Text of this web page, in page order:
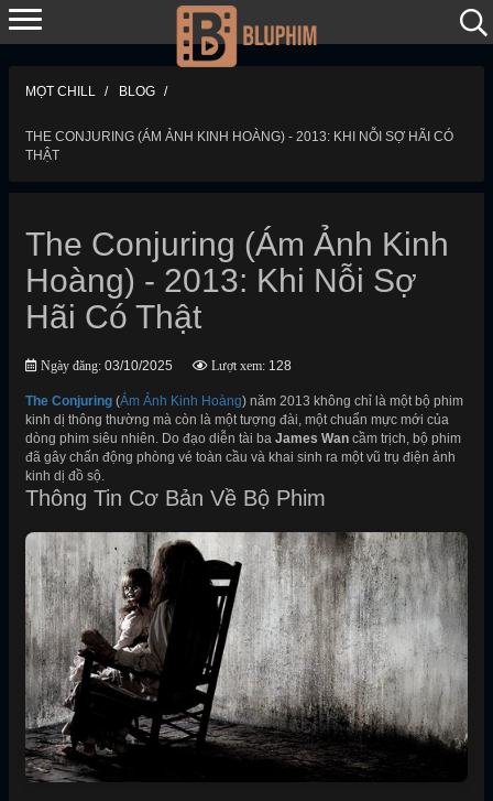
MỌT CHILL BLOG
THE CONJURING (ÁM ẢNH KINH HOÀNG) - 2013: KHI NỖI SỢ HÃI CÓ
THẬT
The Conjuring (Ám Ảnh Kinh
Hoàng) - 2013: Khi Nỗi Sợ
Hãi Có Thật
Ngày đăng: 03/10/2025 Lượt xem: 128
The Conjuring (Ám Ảnh Kinh Hoàng) năm 2013 không chỉ là một bộ phim
kinh dị thông thường mà còn là một tượng đài, một chuẩn mực mới của
dòng phim siêu nhiên. Do đạo diễn tài ba James Wan cầm trịch, bộ phim
đã gây chấn động phòng vé toàn cầu và khai sinh ra một vũ trụ điện ảnh
kinh dị đồ sộ.
Thông Tin Cơ Bản Về Bộ Phim